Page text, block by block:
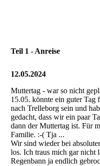
Teil 1 - Anreise
12.05.2024
Muttertag - war so nicht
15.05. könnte ein guter Tag
nach Trelleborg sein und
gedacht, dass wir ein paar
dann der Muttertag ist. Für
Familie. :-( Tja ...
Wir sind wieder bei
los. Ich traus mich gar nicht
Regenbann ja endlich